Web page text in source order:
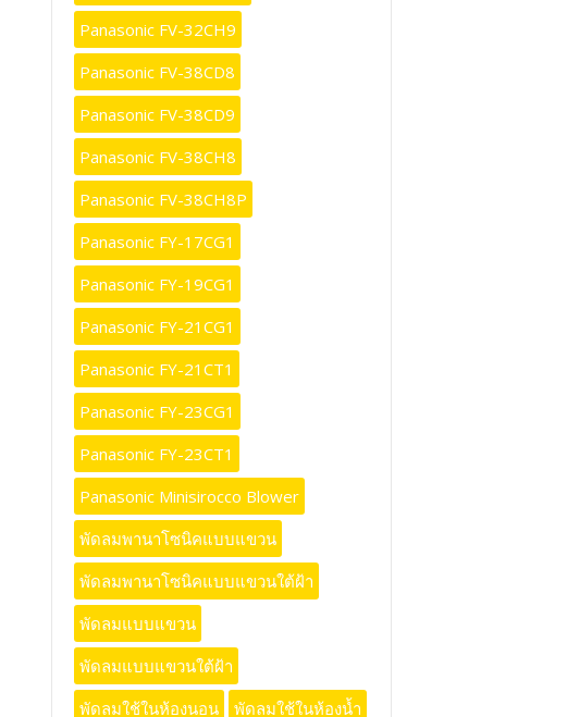
Panasonic FV-32CH9
Panasonic FV-38CD8
Panasonic FV-38CD9
Panasonic FV-38CH8
Panasonic FV-38CH8P
Panasonic FY-17CG1
Panasonic FY-19CG1
Panasonic FY-21CG1
Panasonic FY-21CT1
Panasonic FY-23CG1
Panasonic FY-23CT1
Panasonic Minisirocco Blower
พัดลมพานาโซนิคแบบแขวน
พัดลมพานาโซนิคแบบแขวนใต้ฝ้า
พัดลมแบบแขวน
พัดลมแบบแขวนใต้ฝ้า
พัดลมใช้ในห้องนอน
พัดลมใช้ในห้องน้ำ